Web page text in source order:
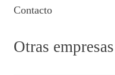
Contacto
Otras empresas